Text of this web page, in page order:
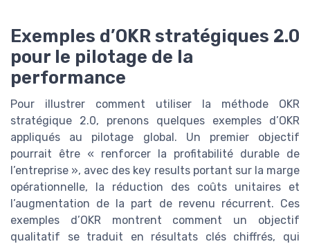
Exemples d’OKR stratégiques 2.0
pour le pilotage de la
performance
Pour illustrer comment utiliser la méthode OKR
stratégique 2.0, prenons quelques exemples d’OKR
appliqués au pilotage global. Un premier objectif
pourrait être « renforcer la profitabilité durable de
l’entreprise », avec des key results portant sur la marge
opérationnelle, la réduction des coûts unitaires et
l’augmentation de la part de revenu récurrent. Ces
exemples d’OKR montrent comment un objectif
qualitatif se traduit en résultats clés chiffrés, qui